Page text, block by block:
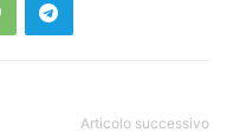
Articolo successivo